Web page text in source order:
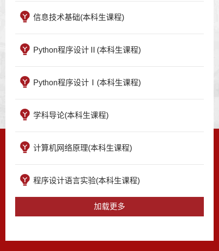
信息技术基础(本科生课程)
Python程序设计Ⅱ(本科生课程)
Python程序设计Ⅰ(本科生课程)
学科导论(本科生课程)
计算机网络原理(本科生课程)
程序设计语言实验(本科生课程)
加载更多